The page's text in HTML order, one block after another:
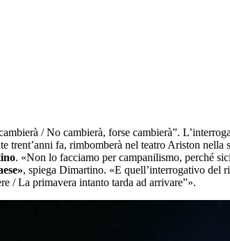
/ No cambierà, forse cambierà”.
trent’anni fa, rimbomberà nel teatro Ariston
. «Non lo facciamo per campanilismo, perché
, spiega Dimartino. «E quell’interrogativo del
/ La primavera intanto tarda ad arrivare”».